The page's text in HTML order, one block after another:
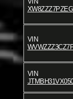
VIN
VIN